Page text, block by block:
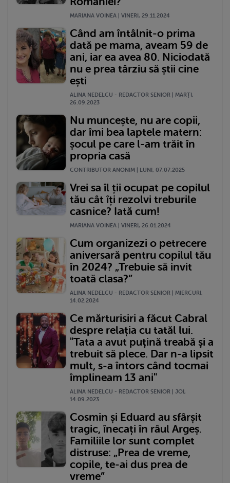
MARIANA VOINEA | VINERI, 29.11.2024
Când am întâlnit-o prima
dată pe mama, aveam 59 de
ani, iar ea avea 80. Niciodată
nu e prea târziu să știi cine
ești
ALINA NEDELCU - REDACTOR SENIOR | MARŢI,
26.09.2023
Nu muncește, nu are copii,
dar îmi bea laptele matern:
șocul pe care l-am trăit în
propria casă
CONTRIBUTOR ANONIM | LUNI, 07.07.2025
Vrei sa îl ții ocupat pe copilul
tău cât îți rezolvi treburile
casnice? Iată cum!
MARIANA VOINEA | VINERI, 26.01.2024
Cum organizezi o petrecere
aniversară pentru copilul tău
în 2024? „Trebuie să invit
toată clasa?”
ALINA NEDELCU - REDACTOR SENIOR | MIERCURI,
14.02.2024
Ce mărturisiri a făcut Cabral
despre relația cu tatăl lui.
"Tata a avut puţină treabă şi a
trebuit să plece. Dar n-a lipsit
mult, s-a întors când tocmai
împlineam 13 ani"
ALINA NEDELCU - REDACTOR SENIOR | JOI,
14.09.2023
Cosmin și Eduard au sfârșit
tragic, înecați în râul Argeș.
Familiile lor sunt complet
distruse: „Prea de vreme,
copile, te-ai dus prea de
vreme”